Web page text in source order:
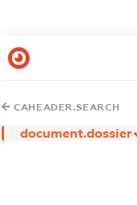
CAHEADER.SEARCH
document.dossier